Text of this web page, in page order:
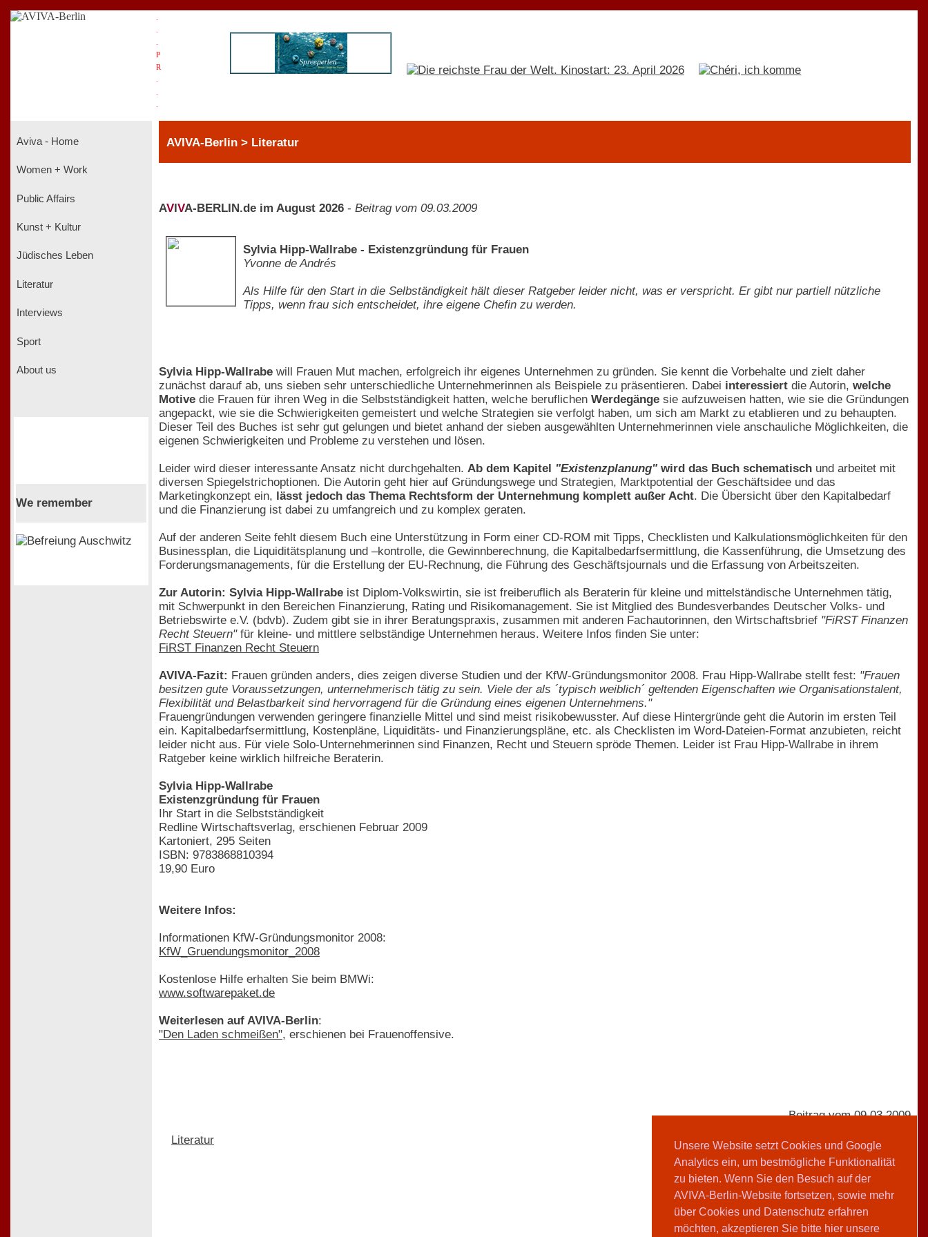
Unsere Website setzt Cookies und Google
Analytics ein, um bestmögliche Funktionalität
zu bieten. Wenn Sie den Besuch auf der
AVIVA-Berlin-Website fortsetzen, sowie mehr
über Cookies und Datenschutz erfahren
möchten, akzeptieren Sie bitte hier unsere
P
R
Aviva - Home
Women + Work
Public Affairs
Kunst + Kultur
Jüdisches Leben
Literatur
Interviews
Sport
About us
We remember
AVIVA-Berlin > Literatur
AV VA-BERLIN.de im August 2026 - Beitrag vom 09.03.2009
Sylvia Hipp-Wallrabe - Existenzgründung für Frauen
Yvonne de Andrés
Als Hilfe für den Start in die Selbständigkeit hält dieser Ratgeber leider nicht, was er verspricht. Er gibt nur partiell nützliche
Tipps, wenn frau sich entscheidet, ihre eigene Chefin zu werden.
Sylvia Hipp-Wallrabe will Frauen Mut machen, erfolgreich ihr eigenes Unternehmen zu gründen. Sie kennt die Vorbehalte und zielt daher
zunächst darauf ab, uns sieben sehr unterschiedliche Unternehmerinnen als Beispiele zu präsentieren. Dabei interessiert die Autorin, welche
Motive die Frauen für ihren Weg in die Selbstständigkeit hatten, welche beruflichen Werdegänge sie aufzuweisen hatten, wie sie die Gründungen
angepackt, wie sie die Schwierigkeiten gemeistert und welche Strategien sie verfolgt haben, um sich am Markt zu etablieren und zu behaupten.
Dieser Teil des Buches ist sehr gut gelungen und bietet anhand der sieben ausgewählten Unternehmerinnen viele anschauliche Möglichkeiten, die
eigenen Schwierigkeiten und Probleme zu verstehen und lösen.
Leider wird dieser interessante Ansatz nicht durchgehalten. Ab dem Kapitel "Existenzplanung" wird das Buch schematisch und arbeitet mit
diversen Spiegelstrichoptionen. Die Autorin geht hier auf Gründungswege und Strategien, Marktpotential der Geschäftsidee und das
Marketingkonzept ein, lässt jedoch das Thema Rechtsform der Unternehmung komplett außer Acht. Die Übersicht über den Kapitalbedarf
und die Finanzierung ist dabei zu umfangreich und zu komplex geraten.
Auf der anderen Seite fehlt diesem Buch eine Unterstützung in Form einer CD-ROM mit Tipps, Checklisten und Kalkulationsmöglichkeiten für den
Businessplan, die Liquiditätsplanung und –kontrolle, die Gewinnberechnung, die Kapitalbedarfsermittlung, die Kassenführung, die Umsetzung des
Forderungsmanagements, für die Erstellung der EU-Rechnung, die Führung des Geschäftsjournals und die Erfassung von Arbeitszeiten.
Zur Autorin: Sylvia Hipp-Wallrabe ist Diplom-Volkswirtin, sie ist freiberuflich als Beraterin für kleine und mittelständische Unternehmen tätig,
mit Schwerpunkt in den Bereichen Finanzierung, Rating und Risikomanagement. Sie ist Mitglied des Bundesverbandes Deutscher Volks- und
Betriebswirte e.V. (bdvb). Zudem gibt sie in ihrer Beratungspraxis, zusammen mit anderen Fachautorinnen, den Wirtschaftsbrief "FiRST Finanzen
Recht Steuern"für kleine- und mittlere selbständige Unternehmen heraus. Weitere Infos finden Sie unter:
FiRST Finanzen Recht Steuern
AVIVA-Fazit: Frauen gründen anders, dies zeigen diverse Studien und der KfW-Gründungsmonitor 2008. Frau Hipp-Wallrabe stellt fest: "Frauen
besitzen gute Voraussetzungen, unternehmerisch tätig zu sein. Viele der als ´typisch weiblich´ geltenden Eigenschaften wie Organisationstalent,
Flexibilität und Belastbarkeit sind hervorragend für die Gründung eines eigenen Unternehmens."
Frauengründungen verwenden geringere finanzielle Mittel und sind meist risikobewusster. Auf diese Hintergründe geht die Autorin im ersten Teil
ein. Kapitalbedarfsermittlung, Kostenpläne, Liquiditäts- und Finanzierungspläne, etc. als Checklisten im Word-Dateien-Format anzubieten, reicht
leider nicht aus. Für viele Solo-Unternehmerinnen sind Finanzen, Recht und Steuern spröde Themen. Leider ist Frau Hipp-Wallrabe in ihrem
Ratgeber keine wirklich hilfreiche Beraterin.
Sylvia Hipp-Wallrabe
Existenzgründung für Frauen
Ihr Start in die Selbstständigkeit
Redline Wirtschaftsverlag, erschienen Februar 2009
Kartoniert, 295 Seiten
ISBN: 9783868810394
19,90 Euro
Weitere Infos:
Informationen KfW-Gründungsmonitor 2008:
KfW_Gruendungsmonitor_2008
Kostenlose Hilfe erhalten Sie beim BMWi:
www.softwarepaket.de
Weiterlesen auf AVIVA-Berlin:
"Den Laden schmeißen", erschienen bei Frauenoffensive.
Literatur
Beitrag vom 09.03.2009
Yvonne de Andrés
Teilen